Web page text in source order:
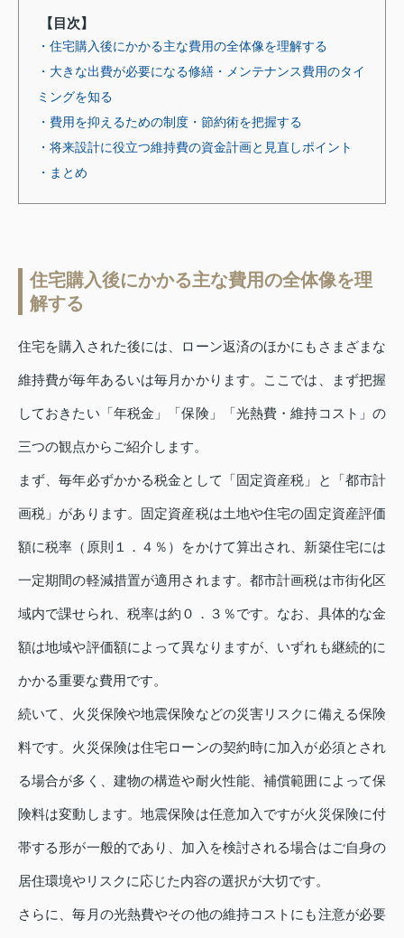
【目次】
・住宅購入後にかかる主な費用の全体像を理解する
・大きな出費が必要になる修繕・メンテナンス費用のタイ
ミングを知る
・費用を抑えるための制度・節約術を把握する
・将来設計に役立つ維持費の資金計画と見直しポイント
・まとめ
住宅購入後にかかる主な費用の全体像を理
解する
住宅を購入された後には、ローン返済のほかにもさまざまな
維持費が毎年あるいは毎月かかります。ここでは、まず把握
しておきたい「年税金」「保険」「光熱費・維持コスト」の
三つの観点からご紹介します。
まず、毎年必ずかかる税金として「固定資産税」と「都市計
画税」があります。固定資産税は土地や住宅の固定資産評価
額に税率（原則１．４％）をかけて算出され、新築住宅には
一定期間の軽減措置が適用されます。都市計画税は市街化区
域内で課せられ、税率は約０．３％です。なお、具体的な金
額は地域や評価額によって異なりますが、いずれも継続的に
かかる重要な費用です。
続いて、火災保険や地震保険などの災害リスクに備える保険
料です。火災保険は住宅ローンの契約時に加入が必須とされ
る場合が多く、建物の構造や耐火性能、補償範囲によって保
険料は変動します。地震保険は任意加入ですが火災保険に付
帯する形が一般的であり、加入を検討される場合はご自身の
居住環境やリスクに応じた内容の選択が大切です。
さらに、毎月の光熱費やその他の維持コストにも注意が必要